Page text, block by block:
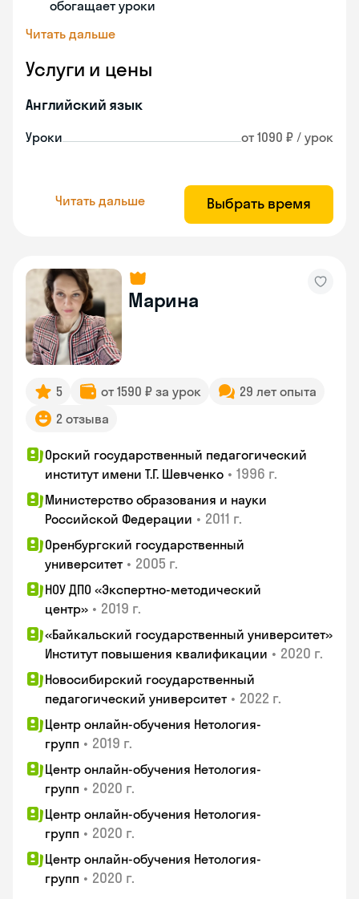
обогащает уроки
Читать дальше
Услуги и цены
Английский язык
Уроки от 1090 ₽ / урок
Читать дальше Выбрать время
Марина
5 от 1590 ₽ за урок
29 лет опыта
2 отзыва
Орский государственный педагогический
институт имени Т.Г. Шевченко • 1996 г.
Министерство образования и науки
Российской Федерации • 2011 г.
Оренбургский государственный
университет • 2005 г.
НОУ ДПО «Экспертно-методический
центр» • 2019 г.
«Байкальский государственный университет»
Институт повышения квалификации • 2020 г.
Новосибирский государственный
педагогический университет • 2022 г.
Центр онлайн-обучения Нетология-
групп • 2019 г.
Центр онлайн-обучения Нетология-
групп • 2020 г.
Центр онлайн-обучения Нетология-
групп • 2020 г.
Центр онлайн-обучения Нетология-
групп • 2020 г.